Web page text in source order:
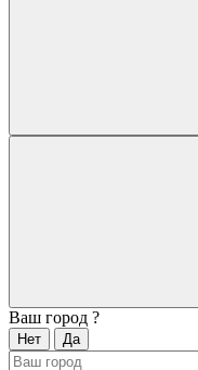
Ваш город ?
Нет Да